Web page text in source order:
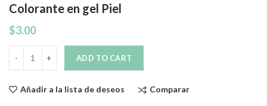
Colorante en gel Piel
$3.00
ADD TO CART
Añadir a la lista de deseos Comparar